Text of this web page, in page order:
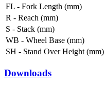
FL - Fork Length (mm)
R - Reach (mm)
S - Stack (mm)
WB - Wheel Base (mm)
SH - Stand Over Height (mm)
Downloads